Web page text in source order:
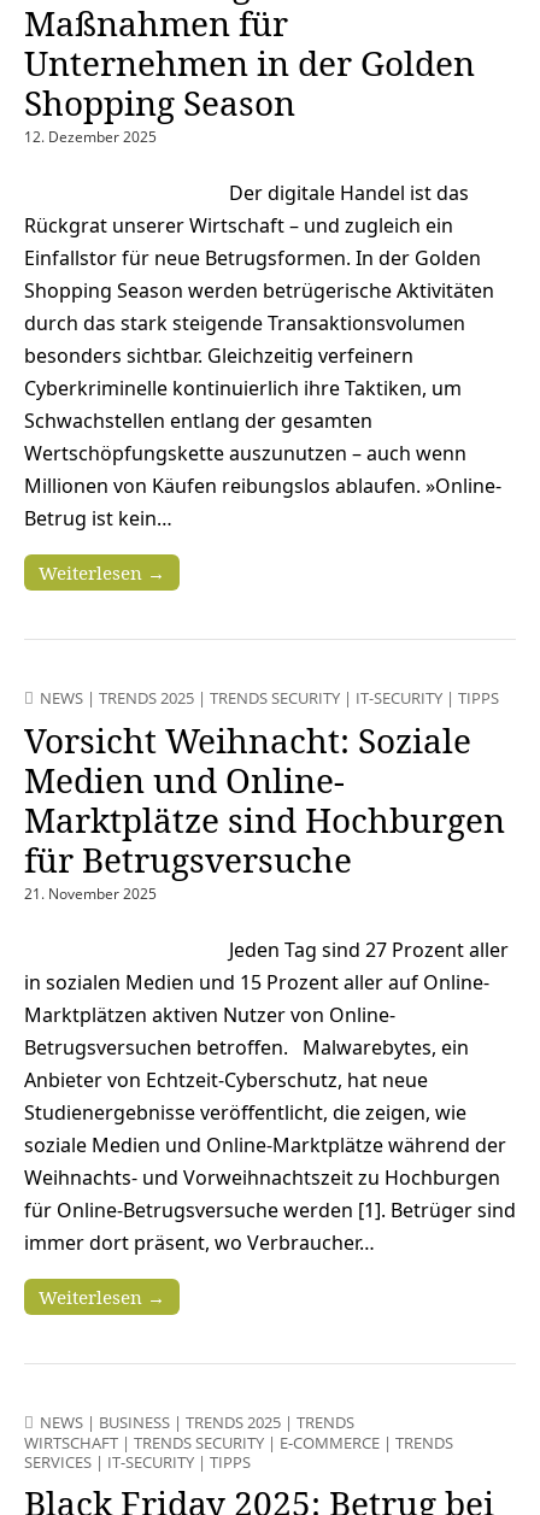
Maßnahmen für
Unternehmen in der Golden
Shopping Season
12. Dezember 2025
Der digitale Handel ist das
Rückgrat unserer Wirtschaft – und zugleich ein
Einfallstor für neue Betrugsformen. In der Golden
Shopping Season werden betrügerische Aktivitäten
durch das stark steigende Transaktionsvolumen
besonders sichtbar. Gleichzeitig verfeinern
Cyberkriminelle kontinuierlich ihre Taktiken, um
Schwachstellen entlang der gesamten
Wertschöpfungskette auszunutzen – auch wenn
Millionen von Käufen reibungslos ablaufen. »Online-
Betrug ist kein…
Weiterlesen →
NEWS | TRENDS 2025 | TRENDS SECURITY | IT-SECURITY | TIPPS
Vorsicht Weihnacht: Soziale
Medien und Online-
Marktplätze sind Hochburgen
für Betrugsversuche
21. November 2025
Jeden Tag sind 27 Prozent aller
in sozialen Medien und 15 Prozent aller auf Online-
Marktplätzen aktiven Nutzer von Online-
Betrugsversuchen betroffen. Malwarebytes, ein
Anbieter von Echtzeit-Cyberschutz, hat neue
Studienergebnisse veröffentlicht, die zeigen, wie
soziale Medien und Online-Marktplätze während der
Weihnachts- und Vorweihnachtszeit zu Hochburgen
für Online-Betrugsversuche werden [1]. Betrüger sind
immer dort präsent, wo Verbraucher…
Weiterlesen →
NEWS | BUSINESS | TRENDS 2025 | TRENDS
WIRTSCHAFT | TRENDS SECURITY | E-COMMERCE | TRENDS
SERVICES | IT-SECURITY | TIPPS
Black Friday 2025: Betrug bei